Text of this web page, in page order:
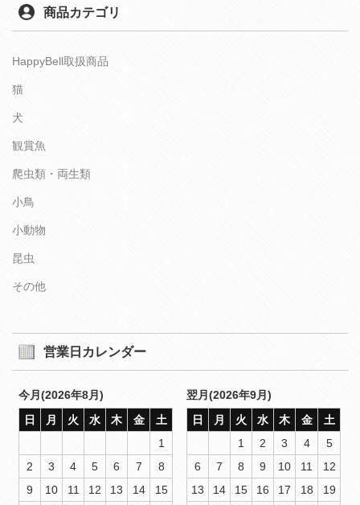
商品カテゴリ
HappyBell取扱商品
猫
犬
観賞魚
爬虫類・両生類
小鳥
小動物
昆虫
その他
営業日カレンダー
今月(2026年8月)
日
月 火 水 木 金
土
1
2
3 4 5 6 7
8
9
10 11 12 13 14
15
翌月(2026年9月)
日
月 火 水 木 金
土
1
2 3 4
5
6
7 8 9 10 11
12
13
14 15 16 17 18
19